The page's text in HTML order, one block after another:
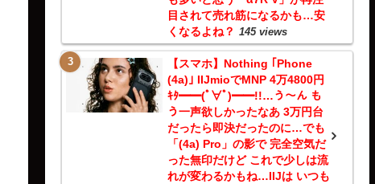
目されて売れ筋になるかも…安
くなるよね？ 145 views
【スマホ】Nothing ｢Phone
(4a)｣ IIJmioでMNP 4万4800円
ｷﾀ━━(ﾟ∀ﾟ)━━!!…う～ん も
う一声欲しかったなあ 3万円台
だったら即決だったのに…でも
「(4a) Pro」の影で 完全空気だ
った無印だけど これで少しは流
れが変わるかもね…IIJは いつも